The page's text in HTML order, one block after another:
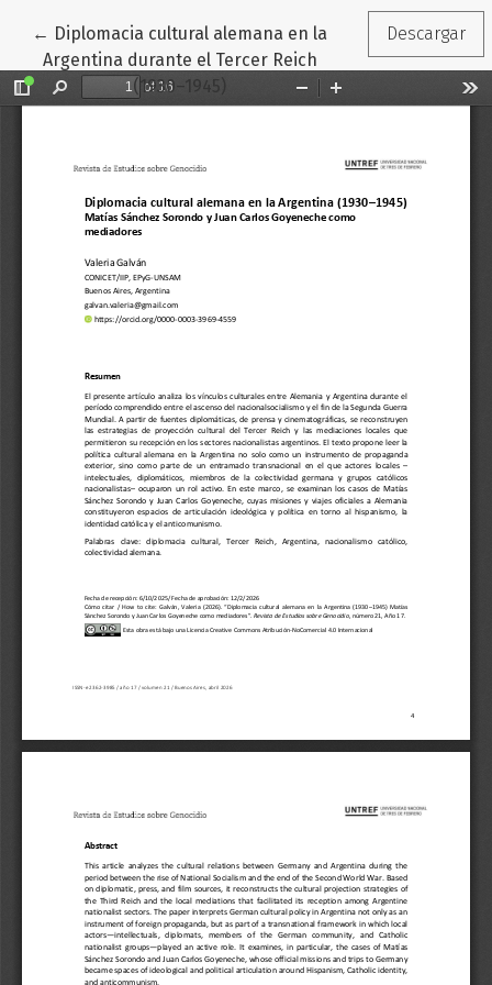
← Volver a los detalles del artículo
Diplomacia cultural alemana en la
Argentina durante el Tercer Reich
(1930–1945)
Descargar